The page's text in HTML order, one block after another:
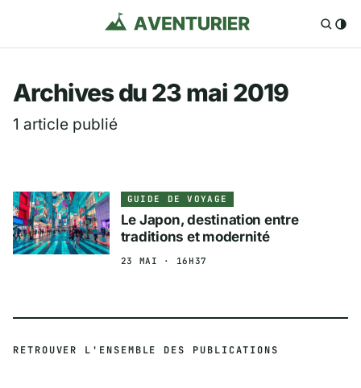
Aventurier.fr —
Archives du 23 mai 2019
1 article publié
GUIDE DE VOYAGE
Le Japon, destination entre
traditions et modernité
23 MAI · 16H37
RETROUVER L'ENSEMBLE DES PUBLICATIONS